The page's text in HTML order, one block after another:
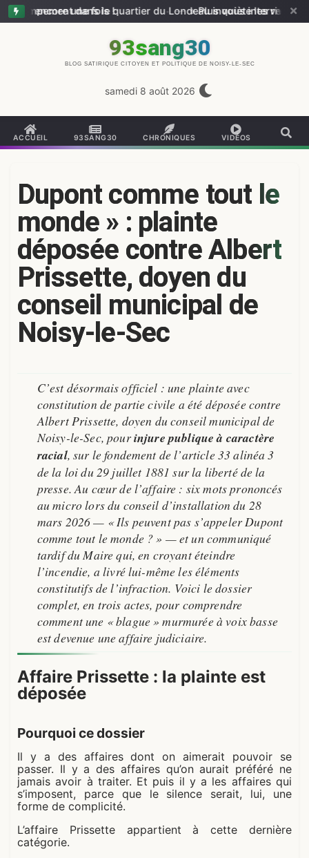
une fois !
dans le quartier du Londeau inquiète les riverains
— « Plus vous intervenez, plus nous
93sang30
BLOG SATIRIQUE CITOYEN ET POLITIQUE DE NOISY-LE-SEC
samedi 8 août 2026
ACCUEIL 93SANG30 CHRONIQUES VIDÉOS
Dupont comme tout le
monde » : plainte
déposée contre Albert
Prissette, doyen du
conseil municipal de
Noisy-le-Sec
C’est désormais officiel : une plainte avec
constitution de partie civile a été déposée contre
Albert Prissette, doyen du conseil municipal de
Noisy-le-Sec, pourinjure publique à caractère
racial, sur le fondement de l’article 33 alinéa 3
de la loi du 29 juillet 1881 sur la liberté de la
presse. Au cœur de l’affaire : six mots prononcés
au micro lors du conseil d’installation du 28
mars 2026 — «Ils peuvent pas s’appeler Dupont
comme tout le monde ?» — et un communiqué
tardif du Maire qui, en croyant éteindre
l’incendie, a livré lui-même les éléments
constitutifs de l’infraction. Voici le dossier
complet, en trois actes, pour comprendre
comment une « blague » murmurée à voix basse
est devenue une affaire judiciaire.
Affaire Prissette : la plainte est
déposée
Pourquoi ce dossier
Il y a des affaires dont on aimerait pouvoir se
passer. Il y a des affaires qu’on aurait préféré ne
jamais avoir à traiter. Et puis il y a les affaires qui
s’imposent, parce que le silence serait, lui, une
forme de complicité.
L’affaire Prissette appartient à cette dernière
catégorie.